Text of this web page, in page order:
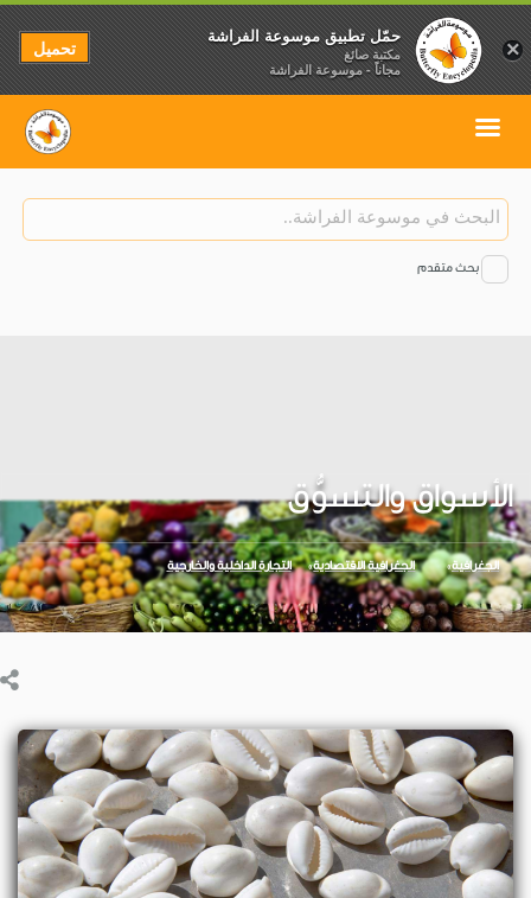
بحث متقدم
الأسواق والتسوُّق
الجغرافية الجغرافية الاقتصادية التجارة الداخلية والخارجية
×
حمّل تطبيق موسوعة الفراشة
مكتبة صائغ
مجاناً - موسوعة الفراشة
تحميل